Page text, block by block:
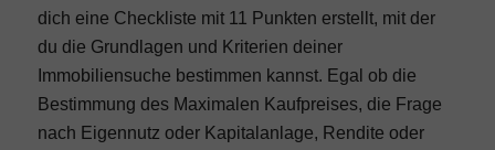
dich eine Checkliste mit 11 Punkten erstellt, mit der
du die Grundlagen und Kriterien deiner
Immobiliensuche bestimmen kannst. Egal ob die
Bestimmung desMaximalen Kaufpreises, die Frage
nach Eigennutz oder Kapitalanlage, Rendite oder